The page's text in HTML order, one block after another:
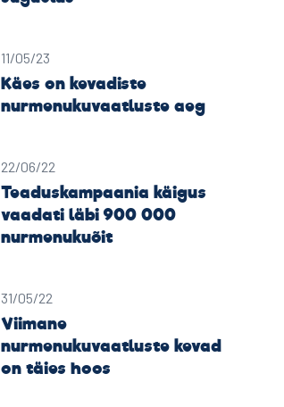
11/05/23
Käes on kevadiste
nurmenukuvaatluste aeg
22/06/22
Teaduskampaania käigus
vaadati läbi 900 000
nurmenukuõit
31/05/22
Viimane
nurmenukuvaatluste kevad
on täies hoos